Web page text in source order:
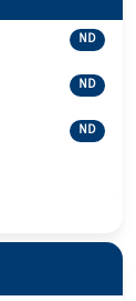
ND
ND
ND